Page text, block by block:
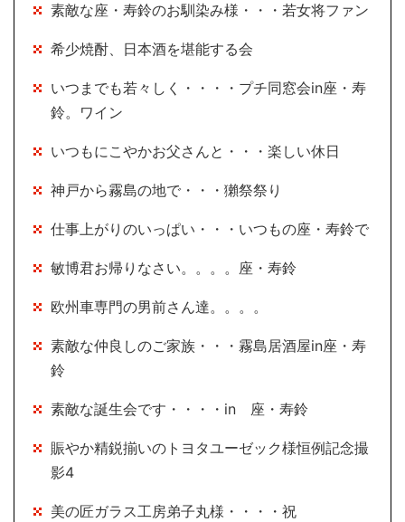
素敵な座・寿鈴のお馴染み様・・・若女将ファン
希少焼酎、日本酒を堪能する会
いつまでも若々しく・・・・プチ同窓会in座・寿
鈴。ワイン
いつもにこやかお父さんと・・・楽しい休日
神戸から霧島の地で・・・獺祭祭り
仕事上がりのいっぱい・・・いつもの座・寿鈴で
敏博君お帰りなさい。。。。座・寿鈴
欧州車専門の男前さん達。。。。
素敵な仲良しのご家族・・・霧島居酒屋in座・寿
鈴
素敵な誕生会です・・・・in 座・寿鈴
賑やか精鋭揃いのトヨタユーゼック様恒例記念撮
影4
美の匠ガラス工房弟子丸様・・・・祝